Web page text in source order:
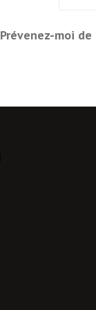
Prévenez-moi